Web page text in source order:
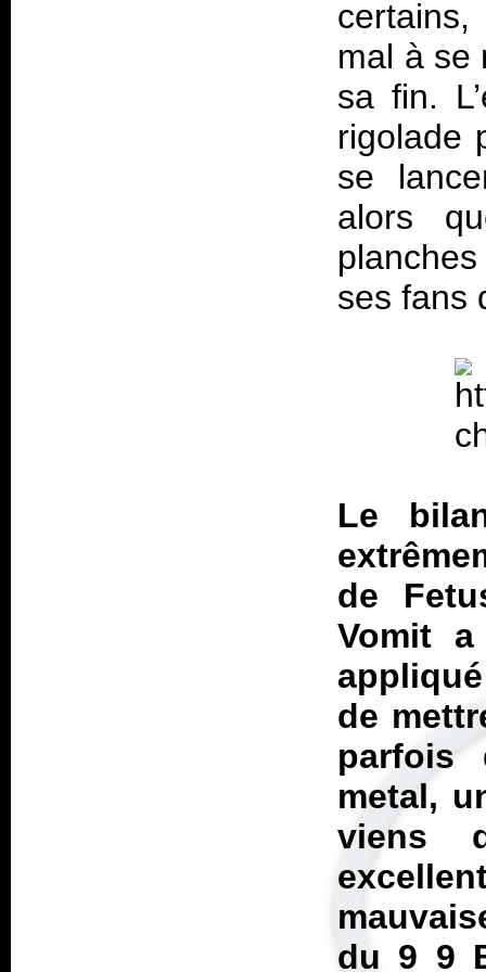
mal à se
sa fin.
rigolade
se
alors
ses fans
Le
de
Vomit
de
parfois
metal,
viens
du 9 9